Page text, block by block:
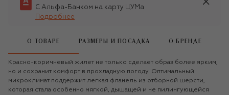
С Альфа-Банком на карту ЦУМа
Подробнее
О ТОВАРЕ РАЗМЕРЫ И ПОСАДКА О БРЕНДЕ
Красно-коричневый жилет не только сделает образ более ярким,
но и сохранит комфорт в прохладную погоду. Оптимальный
микроклимат поддержит легкая фланель из отборной шерсти,
которая стала особенно мягкой, дышащей и не пилингующейся